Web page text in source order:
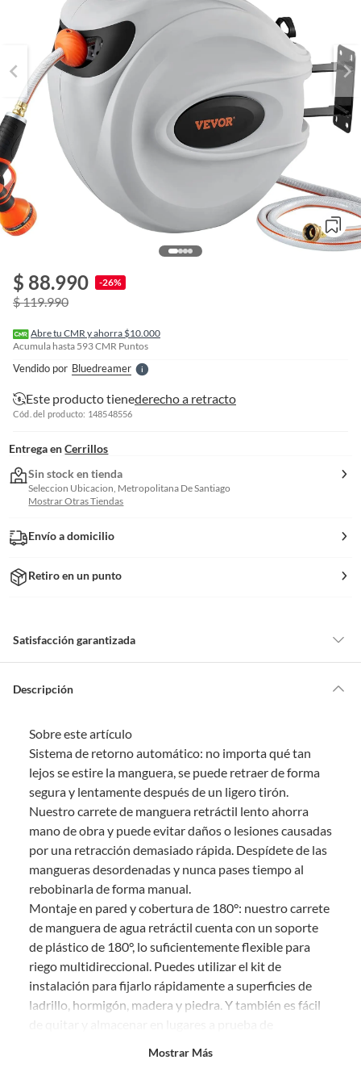
$ 88.990 -26%
$ 119.990
Abre tu CMR y ahorra $10.000
Acumula hasta 593CMR Puntos
Vendido por BluedreamerS
l
l
Este producto tienederecho a retracto
Cód. del producto: 148548556
Entrega en Cerrillos
Sin stock en tienda
Seleccion Ubicacion, Metropolitana De Santiago
Mostrar Otras Tiendas
Envío a domicilio
Retiro en un punto
Satisfacción garantizada
de la compra.
comprado por internet y que hay ciertas categorías que no tienen este
derecho:
Productos que, por su naturaleza, no puedan ser devueltos,
puedan deteriorarse o caducar con rapidez.
Confeccionados a la medida.
De uso personal.
En sodimac.cl te damos30 días desde que recibes el producto. Debe
estar en perfecto estado, con todas sus etiquetas y sin uso, tal como te lo
entregamos.
Productos digitales que se entregan a través de una descarga
electrónica, por ejemplo, cupones de experiencia o programas
para el computador.
Productos a pedido o confeccionados a medida.
Productos que han sido informados como imperfectos, usados,
reparados, abiertos, de segunda selección, remanufacturados o
Descripción
Sobre este artículo
Sistema de retorno automático: no importa qué tan
lejos se estire la manguera, se puede retraer de forma
segura y lentamente después de un ligero tirón.
Nuestro carrete de manguera retráctil lento ahorra
mano de obra y puede evitar daños o lesiones causadas
por una retracción demasiado rápida. Despídete de las
mangueras desordenadas y nunca pases tiempo al
rebobinarla de forma manual.
Montaje en pared y cobertura de 180°: nuestro carrete
de manguera de agua retráctil cuenta con un soporte
de plástico de 180°, lo suficientemente flexible para
riego multidireccional. Puedes utilizar el kit de
instalación para fijarlo rápidamente a superficies de
ladrillo, hormigón, madera y piedra. Y también es fácil
Mostrar Más